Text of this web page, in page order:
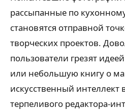
рассыпанные по
становятся отправной
творческих проектов.
пользователи грезят
или небольшую книгу о
искусственный интеллект
терпеливого редактора-